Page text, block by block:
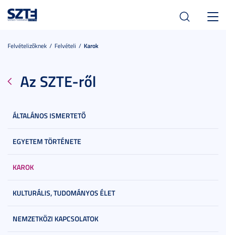
Felvételizőknek Felvételi Karok
Az SZTE-ről
ÁLTALÁNOS ISMERTETŐ
EGYETEM TÖRTÉNETE
KAROK
KULTURÁLIS, TUDOMÁNYOS ÉLET
NEMZETKÖZI KAPCSOLATOK